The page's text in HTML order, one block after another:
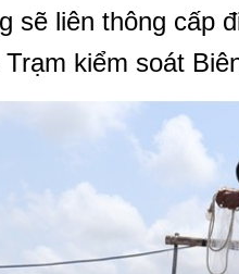
sẽ liên thông cấp
kiểm soát